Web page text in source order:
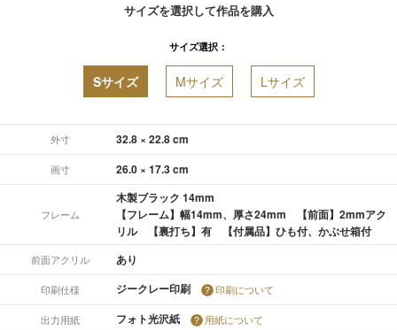
サイズを選択して作品を購入
サイズ選択：
Sサイズ Mサイズ Lサイズ
外寸 32.8 × 22.8 cm
画寸 26.0 × 17.3 cm
フレーム
木製ブラック 14mm
【フレーム】幅14mm、厚さ24mm 【前面】2mmアク
リル 【裏打ち】有 【付属品】ひも付、かぶせ箱付
前面アクリル あり
印刷仕様 ジークレー印刷 印刷について
出力用紙 フォト光沢紙 用紙について